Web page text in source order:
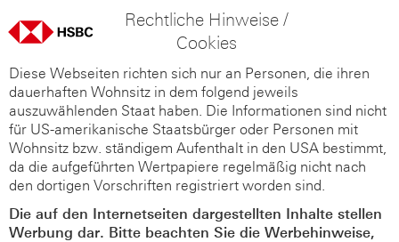
Rechtliche Hinweise /
Cookies
Diese Webseiten richten sich nur an Personen, die ihren
dauerhaften Wohnsitz in dem folgend jeweils
auszuwählenden Staat haben. Die Informationen sind nicht
für US-amerikanische Staatsbürger oder Personen mit
Wohnsitz bzw. ständigem Aufenthalt in den USA bestimmt,
da die aufgeführten Wertpapiere regelmäßig nicht nach
den dortigen Vorschriften registriert worden sind.
Die auf den Internetseiten dargestellten Inhalte stellen
Werbung dar. Bitte beachten Sie die Werbehinweise,